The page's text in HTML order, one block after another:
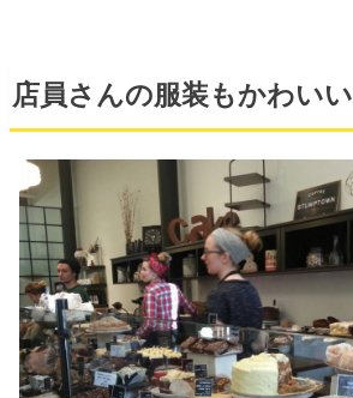
店員さんの服装もかわいい